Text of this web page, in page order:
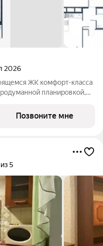
2026
ЖК комфорт-клacca
планировкой,
максимум
Позвоните мне
5